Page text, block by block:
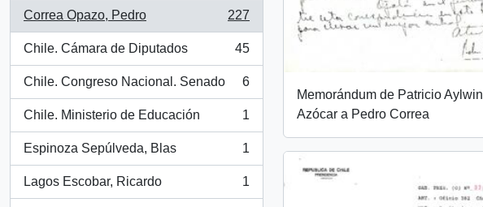
Correa Opazo, Pedro
, 227 resultados
227
Chile. Cámara de Diputados
, 45 resultados
45
Chile. Congreso Nacional. Senado
, 6 resultados
6
Chile. Ministerio de Educación
, 1 resultados
1
Espinoza Sepúlveda, Blas
, 1 resultados
1
Lagos Escobar, Ricardo
, 1 resultados
1
Memorándum de Patricio Aylwin
Azócar a Pedro Correa